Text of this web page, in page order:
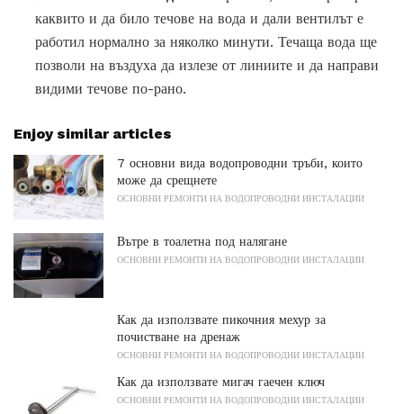
каквито и да било течове на вода и дали вентилът е
работил нормално за няколко минути. Течаща вода ще
позволи на въздуха да излезе от линиите и да направи
видими течове по-рано.
Enjoy similar articles
7 основни вида водопроводни тръби, които
може да срещнете
ОСНОВНИ РЕМОНТИ НА ВОДОПРОВОДНИ ИНСТАЛАЦИИ
Вътре в тоалетна под налягане
ОСНОВНИ РЕМОНТИ НА ВОДОПРОВОДНИ ИНСТАЛАЦИИ
Как да използвате пикочния мехур за
почистване на дренаж
ОСНОВНИ РЕМОНТИ НА ВОДОПРОВОДНИ ИНСТАЛАЦИИ
Как да използвате мигач гаечен ключ
ОСНОВНИ РЕМОНТИ НА ВОДОПРОВОДНИ ИНСТАЛАЦИИ